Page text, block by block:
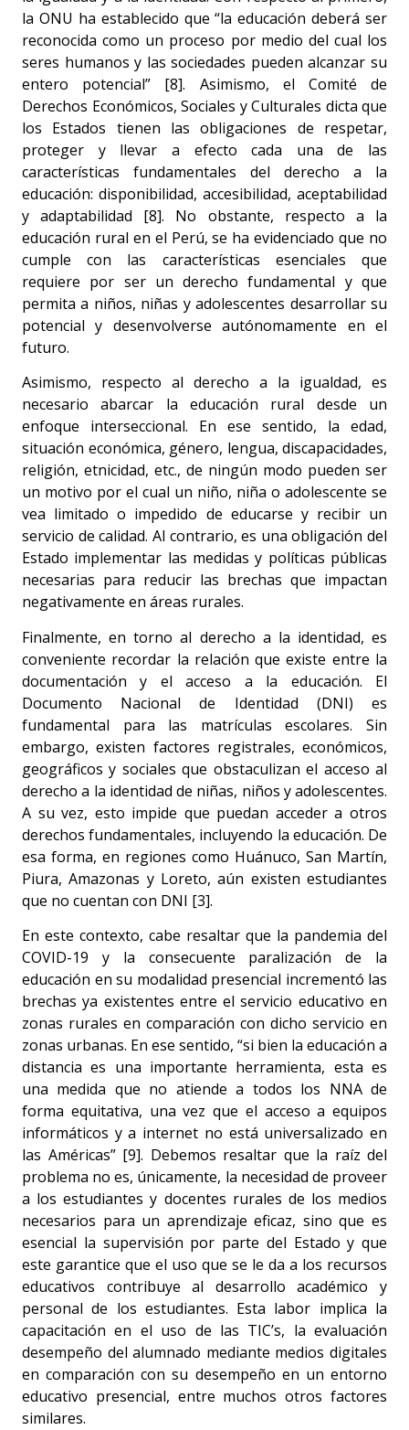
la ONU ha establecido que “la educación deberá ser
reconocida como un proceso por medio del cual los
seres humanos y las sociedades pueden alcanzar su
entero potencial” [8]. Asimismo, el Comité de
Derechos Económicos, Sociales y Culturales dicta que
los Estados tienen las obligaciones de respetar,
proteger y llevar a efecto cada una de las
características fundamentales del derecho a la
educación: disponibilidad, accesibilidad, aceptabilidad
y adaptabilidad [8]. No obstante, respecto a la
educación rural en el Perú, se ha evidenciado que no
cumple con las características esenciales que
requiere por ser un derecho fundamental y que
permita a niños, niñas y adolescentes desarrollar su
potencial y desenvolverse autónomamente en el
futuro.
Asimismo, respecto al derecho a la igualdad, es
necesario abarcar la educación rural desde un
enfoque interseccional. En ese sentido, la edad,
situación económica, género, lengua, discapacidades,
religión, etnicidad, etc., de ningún modo pueden ser
un motivo por el cual un niño, niña o adolescente se
vea limitado o impedido de educarse y recibir un
servicio de calidad. Al contrario, es una obligación del
Estado implementar las medidas y políticas públicas
necesarias para reducir las brechas que impactan
negativamente en áreas rurales.
Finalmente, en torno al derecho a la identidad, es
conveniente recordar la relación que existe entre la
documentación y el acceso a la educación. El
Documento Nacional de Identidad (DNI) es
fundamental para las matrículas escolares. Sin
embargo, existen factores registrales, económicos,
geográficos y sociales que obstaculizan el acceso al
derecho a la identidad de niñas, niños y adolescentes.
A su vez, esto impide que puedan acceder a otros
derechos fundamentales, incluyendo la educación. De
esa forma, en regiones como Huánuco, San Martín,
Piura, Amazonas y Loreto, aún existen estudiantes
que no cuentan con DNI [3].
En este contexto, cabe resaltar que la pandemia del
COVID-19 y la consecuente paralización de la
educación en su modalidad presencial incrementó las
brechas ya existentes entre el servicio educativo en
zonas rurales en comparación con dicho servicio en
zonas urbanas. En ese sentido, “si bien la educación a
distancia es una importante herramienta, esta es
una medida que no atiende a todos los NNA de
forma equitativa, una vez que el acceso a equipos
informáticos y a internet no está universalizado en
las Américas” [9]. Debemos resaltar que la raíz del
problema no es, únicamente, la necesidad de proveer
a los estudiantes y docentes rurales de los medios
necesarios para un aprendizaje eficaz, sino que es
esencial la supervisión por parte del Estado y que
este garantice que el uso que se le da a los recursos
educativos contribuye al desarrollo académico y
personal de los estudiantes. Esta labor implica la
capacitación en el uso de las TIC’s, la evaluación
desempeño del alumnado mediante medios digitales
en comparación con su desempeño en un entorno
educativo presencial, entre muchos otros factores
similares.